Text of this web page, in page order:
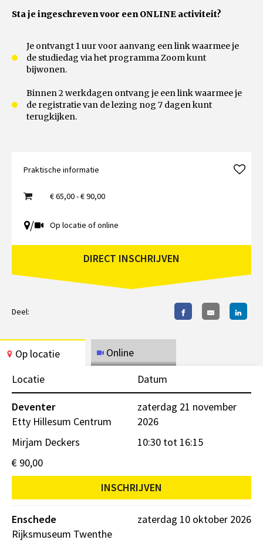
Sta je ingeschreven voor een ONLINE activiteit?
Je ontvangt 1 uur voor aanvang een link waarmee je
de studiedag via het programma Zoom kunt
bijwonen.
Binnen 2 werkdagen ontvang je een link waarmee je
de registratie van de lezing nog 7 dagen kunt
terugkijken.
Praktische informatie
€ 65,00 - € 90,00
/ Op locatie of online
DIRECT INSCHRIJVEN
Deel:
Op locatie
Online
Locatie
Datum
Deventer
Etty Hillesum Centrum
zaterdag 21 november
2026
10:30 tot 16:15
Mirjam Deckers
€ 90,00
INSCHRIJVEN
Enschede
Rijksmuseum Twenthe
zaterdag 10 oktober 2026